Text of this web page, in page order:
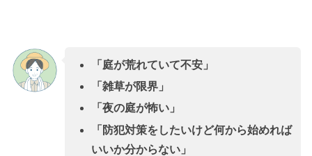
「庭が荒れていて不安」
「雑草が限界」
「夜の庭が怖い」
「防犯対策をしたいけど何から始めれば
いいか分からない」